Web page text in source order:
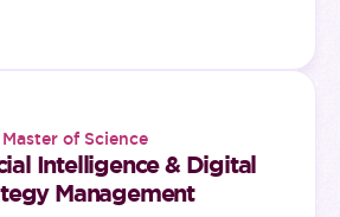
Master of Science
Intelligence & Digital
Management